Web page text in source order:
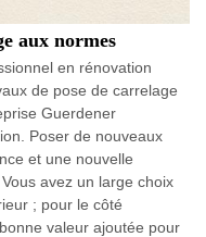
aux normes
en rénovation
de pose de carrelage
Guerdener
Poser de nouveaux
et une nouvelle
avez un large choix
; pour le côté
valeur ajoutée pour